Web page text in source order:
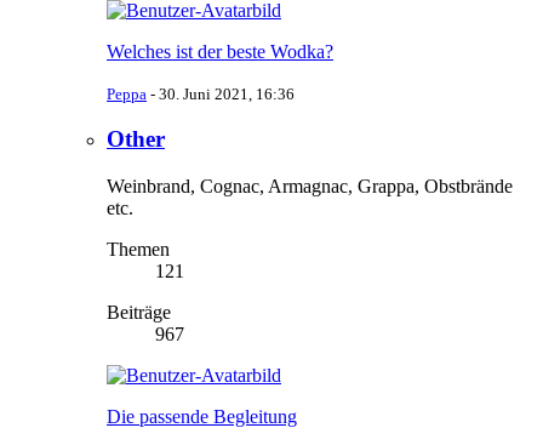
Welches ist der beste Wodka?
Peppa - 30. Juni 2021, 16:36
Other
Weinbrand, Cognac, Armagnac, Grappa, Obstbrände
etc.
Themen
121
Beiträge
967
Die passende Begleitung